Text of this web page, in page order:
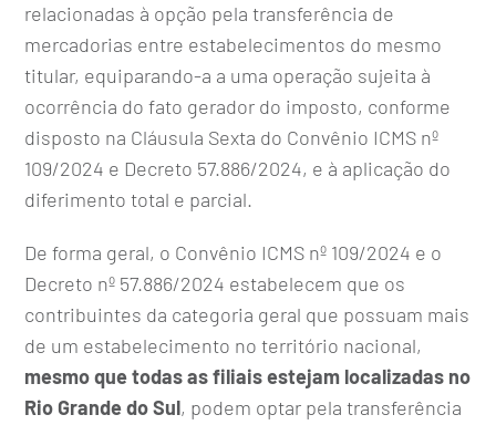
relacionadas à opção pela transferência de
mercadorias entre estabelecimentos do mesmo
titular, equiparando-a a uma operação sujeita à
ocorrência do fato gerador do imposto, conforme
disposto na Cláusula Sexta do Convênio ICMS nº
109/2024 e Decreto 57.886/2024, e à aplicação do
diferimento total e parcial.
De forma geral, o Convênio ICMS nº 109/2024 e o
Decreto nº 57.886/2024 estabelecem que os
contribuintes da categoria geral que possuam mais
de um estabelecimento no território nacional,
mesmo que todas as filiais estejam localizadas no
Rio Grande do Sul, podem optar pela transferência